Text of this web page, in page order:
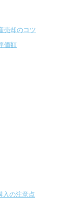
売却のコツ
価額
入の注意点